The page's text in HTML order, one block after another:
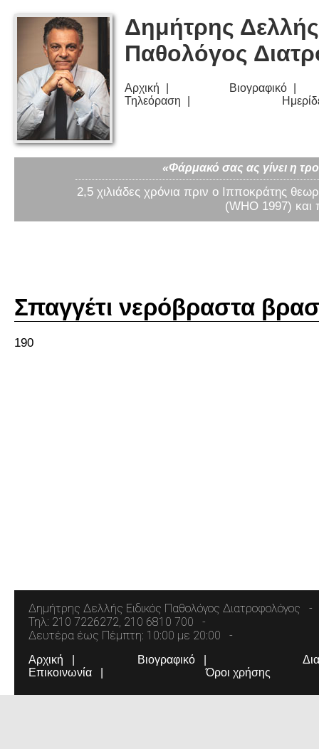
Δημήτρης
Παθολόγος
Αρχική
Βιογραφικό
Τηλεόραση
«Φάρμακό σας ας γίνει η
2,5 χιλιάδες χρόνια πριν ο Ιπποκράτης
(WHO 1997) και
Σπαγγέτι νερόβραστα
190
Δημήτρης Δελλής Ειδικός Παθολόγος Διατροφολόγος
Τηλ: 210 7226272, 210 6810 700
Δευτέρα έως Πέμπτη: 10:00 με 20:00
Αρχική Βιογραφικό
Επικοινωνία
Όροι χρήσης